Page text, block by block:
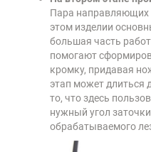
Пара направляющих
этом изделии
большая часть
помогают
кромку, придавая
этап может длиться
то, что здесь
нужный угол
обрабатываемого